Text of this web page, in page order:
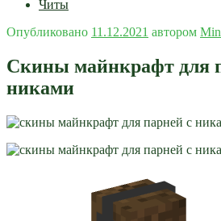
Читы
Опубликовано 11.12.2021 автором
Скины майнкрафт для
никами